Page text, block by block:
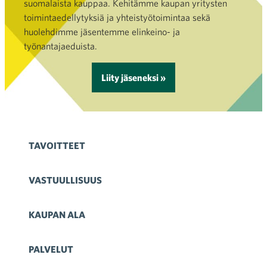
suomalaista kauppaa. Kehitämme kaupan yritysten
toimintaedellytyksiä ja yhteistyötoimintaa sekä
huolehdimme jäsentemme elinkeino- ja
työnantajaeduista.
Liity jäseneksi »
TAVOITTEET
VASTUULLISUUS
KAUPAN ALA
PALVELUT